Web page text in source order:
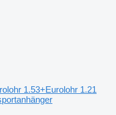
1.53+Eurolohr 1.21